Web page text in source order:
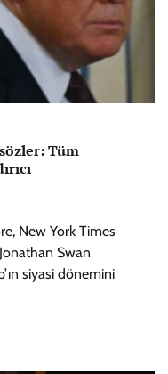
Tüm
New York Times
Swan
siyasi dönemini